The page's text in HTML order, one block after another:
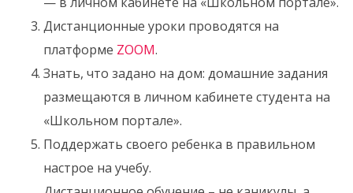
Дистанционные уроки проводятся на
платформе ZOOM.
Знать, что задано на дом: домашние задания
размещаются в личном кабинете студента на
«Школьном портале».
Поддержать своего ребенка в правильном
настрое на учебу.